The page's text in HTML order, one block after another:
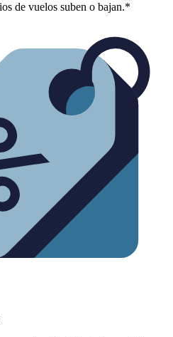
de vuelos suben o bajan.*